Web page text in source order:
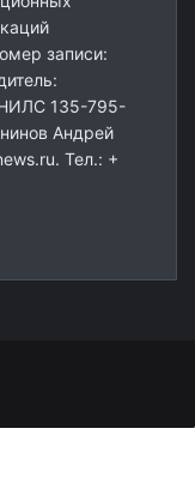
записи:
135-795-
Андрей
Тел.: +